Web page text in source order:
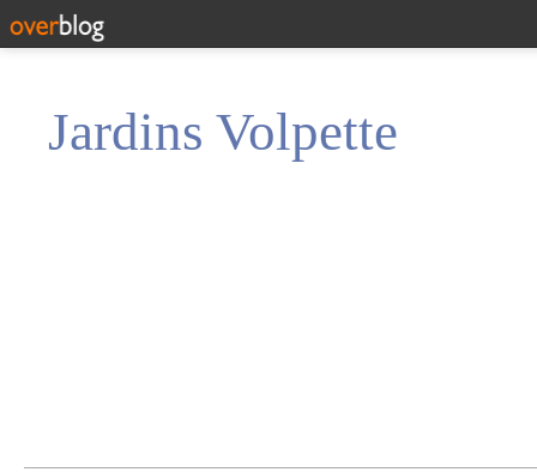
Jardins Volpette